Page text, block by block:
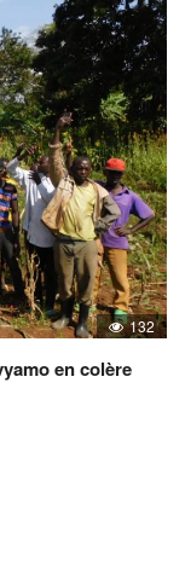
132
en colère